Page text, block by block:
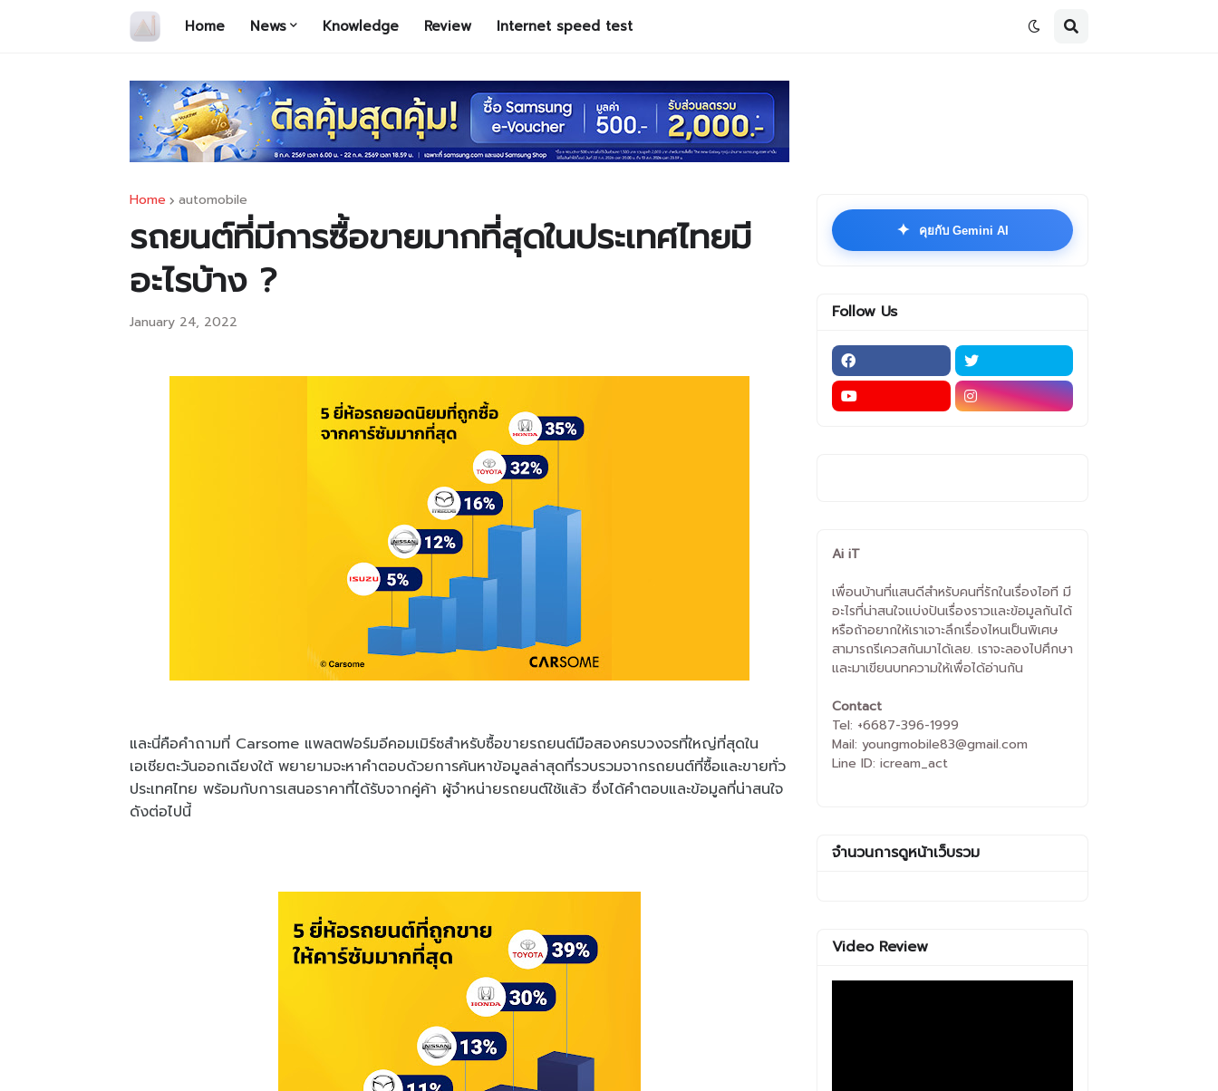
Home News Knowledge Review Internet speed test
Home automobile
รถยนต์ที่มีการซื้อขายมากที่สุดในประเทศไทยมี
อะไรบ้าง ?
January 24, 2022
และนี่คือคำถามที่ Carsome แพลตฟอร์มอีคอมเมิร์ซสำหรับซื้อขายรถยนต์มือสองครบวงจรที่ใหญ่ที่สุดใน
เอเชียตะวันออกเฉียงใต้ พยายามจะหาคำตอบด้วยการค้นหาข้อมูลล่าสุดที่รวบรวมจากรถยนต์ที่ซื้อและขายทั่ว
ประเทศไทย พร้อมกับการเสนอราคาที่ได้รับจากคู่ค้า ผู้จำหน่ายรถยนต์ใช้แล้ว ซึ่งได้คำตอบและข้อมูลที่น่าสนใจ
ดังต่อไปนี้
✦ คุยกับ Gemini AI
Follow Us
Ai iT
เพื่อนบ้านที่แสนดีสำหรับคนที่รักในเรื่องไอที มี
อะไรที่น่าสนใจแบ่งปันเรื่องราวและข้อมูลกันได้
หรือถ้าอยากให้เราเจาะลึกเรื่องไหนเป็นพิเศษ
สามารถรีเควสกันมาได้เลย. เราจะลองไปศึกษา
และมาเขียนบทความให้เพื่อได้อ่านกัน
Contact
Tel: +6687-396-1999
Mail: youngmobile83@gmail.com
Line ID: icream_act
จำนวนการดูหน้าเว็บรวม
Video Review